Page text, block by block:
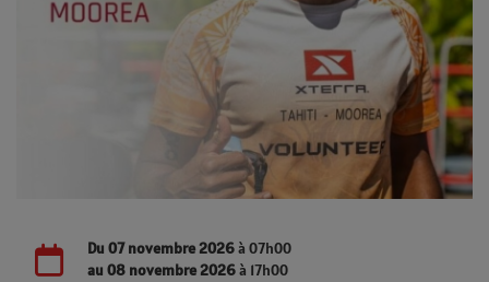
Du 07 novembre 2026à 07h00
au 08 novembre 2026à 17h00